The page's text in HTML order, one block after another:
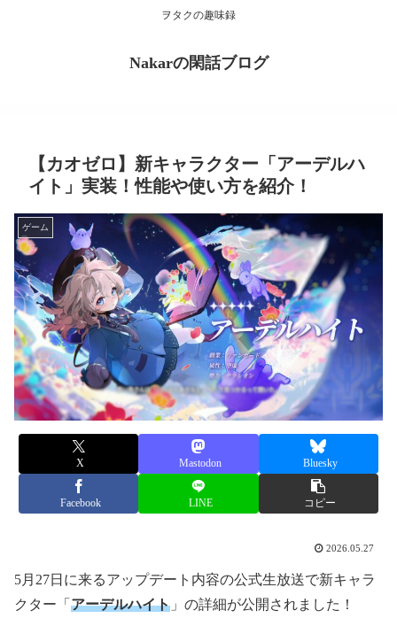
ヲタクの趣味録
Nakarの閑話ブログ
【カオゼロ】新キャラクター「アーデルハ
イト」実装！性能や使い方を紹介！
ゲーム
X Mastodon Bluesky
Facebook LINE コピー
2026.05.27
5月27日に来るアップデート内容の公式生放送で新キャラ
クター「 アーデルハイト 」の詳細が公開されました！